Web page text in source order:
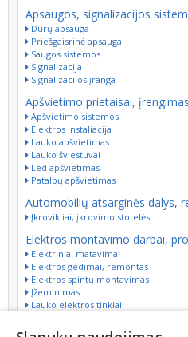
Apsaugos, signalizacijos
Durų apsauga
Priešgaisrinė apsauga
Saugos sistemos
Signalizacija
Signalizacijos įranga
Apšvietimo prietaisai, įrengimas
Apšvietimo sistemos
Elektros instaliacija
Lauko apšvietimas
Lauko šviestuvai
Led apšvietimas
Patalpų apšvietimas
Automobilių atsarginės dalys,
Įkrovikliai, įkrovimo stotelės
Elektros montavimo darbai,
Elektriniai matavimai
Elektros gedimai, remontas
Elektros spintų montavimas
Įžeminimas
Lauko elektros tinklai
Vidaus elektros instaliacija